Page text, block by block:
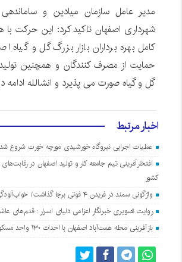
مدیر عامل سازمان میادین و
شهرداری اصفهان تاکید کرد: این حرکت
کامل بهره برداران بازار بزرگ گل و
حمایت از مصرف کنندگان و همچنین
گل و گیاه صورت می پذیرد و انشالله ادامه
اخبار مرتبط
عملیات اجرایی نیروگاه خورشیدی مورچه خورت شروع
افتخارآفرینی تیم جامعه کار و تولید اصفهان در
کشور
واژگونی سمند در فریدن ۴ فوتی برجا گذاشت/ خواب‌آلودگی راننده حادثه‌ساز شد
روایت تصویری خبرنگار اعزامی دنیای اسرار : قدم‌های
بازآفرینی محله همت‌آباد اصفهان با احداث ۱۳۰ واحد مسکونی جدید آغاز می‌شود